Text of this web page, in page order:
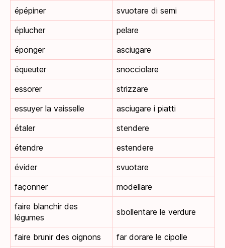
épépiner
svuotare di semi
éplucher
pelare
éponger
asciugare
équeuter
snocciolare
essorer
strizzare
essuyer la vaisselle
asciugare i piatti
étaler
stendere
étendre
estendere
évider
svuotare
façonner
modellare
faire blanchir des
légumes
sbollentare le verdure
faire brunir des oignons
far dorare le cipolle